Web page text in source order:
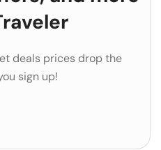
deals prices drop the
sign up!